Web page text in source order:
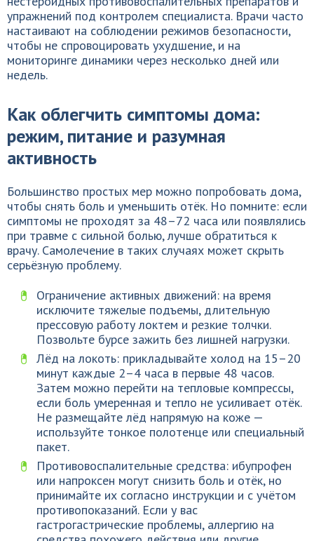
упражнений под контролем специалиста. Врачи часто
настаивают на соблюдении режимов безопасности,
чтобы не спровоцировать ухудшение, и на
мониторинге динамики через несколько дней или
недель.
Как облегчить симптомы дома:
режим, питание и разумная
активность
Большинство простых мер можно попробовать дома,
чтобы снять боль и уменьшить отёк. Но помните: если
симптомы не проходят за 48–72 часа или появлялись
при травме с сильной болью, лучше обратиться к
врачу. Самолечение в таких случаях может скрыть
серьёзную проблему.
Ограничение активных движений: на время
исключите тяжелые подъемы, длительную
прессовую работу локтем и резкие толчки.
Позвольте бурсе зажить без лишней нагрузки.
Лёд на локоть: прикладывайте холод на 15–20
минут каждые 2–4 часа в первые 48 часов.
Затем можно перейти на тепловые компрессы,
если боль умеренная и тепло не усиливает отёк.
Не размещайте лёд напрямую на коже —
используйте тонкое полотенце или специальный
пакет.
Противовоспалительные средства: ибупрофен
или напроксен могут снизить боль и отёк, но
принимайте их согласно инструкции и с учётом
противопоказаний. Если у вас
гастрогастрические проблемы, аллергию на